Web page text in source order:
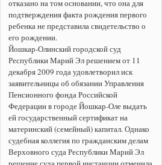
отказано на том основании, что она для
подтверждения факта рождения первого
ребенка не представила свидетельство о
его рождении.
Йошкар-Олинский городской суд
Республики Марий Эл решением от 11
декабря 2009 года удовлетворил иск
заявительницы об обязании Управления
Пенсионного фонда Российской
Федерации в городе Йошкар-Оле выдать
ей государственный сертификат на
материнский (семейный) капитал. Однако
судебная коллегия по гражданским делам
Верховного суда Республики Марий Эл